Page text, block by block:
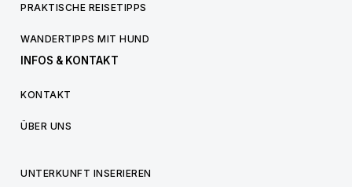
PRAKTISCHE REISETIPPS
WANDERTIPPS MIT HUND
INFOS & KONTAKT
KONTAKT
ÜBER UNS
UNTERKUNFT INSERIEREN